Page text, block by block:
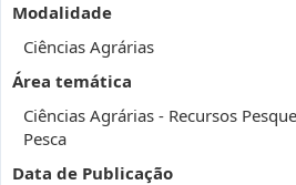
Modalidade
Ciências Agrárias
Área temática
Ciências Agrárias - Recursos
Pesca
Data de Publicação